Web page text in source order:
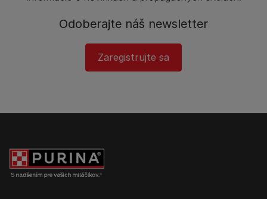
Odoberajte náš newsletter
Zaregistrujte sa